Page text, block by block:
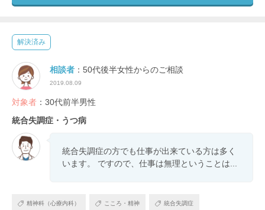
解決済み
相談者 ：50代後半女性からのご相談
2019.08.09
対象者 ：30代前半男性
統合失調症・うつ病
統合失調症の方でも仕事が出来ている方は多く
います。 ですので、仕事は無理ということは...
精神科（心療内科） こころ・精神 統合失調症